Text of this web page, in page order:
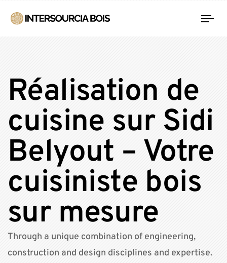
Réalisation de
cuisine sur Sidi
Belyout – Votre
cuisiniste bois
sur mesure
Through a unique combination of engineering,
construction and design disciplines and expertise.